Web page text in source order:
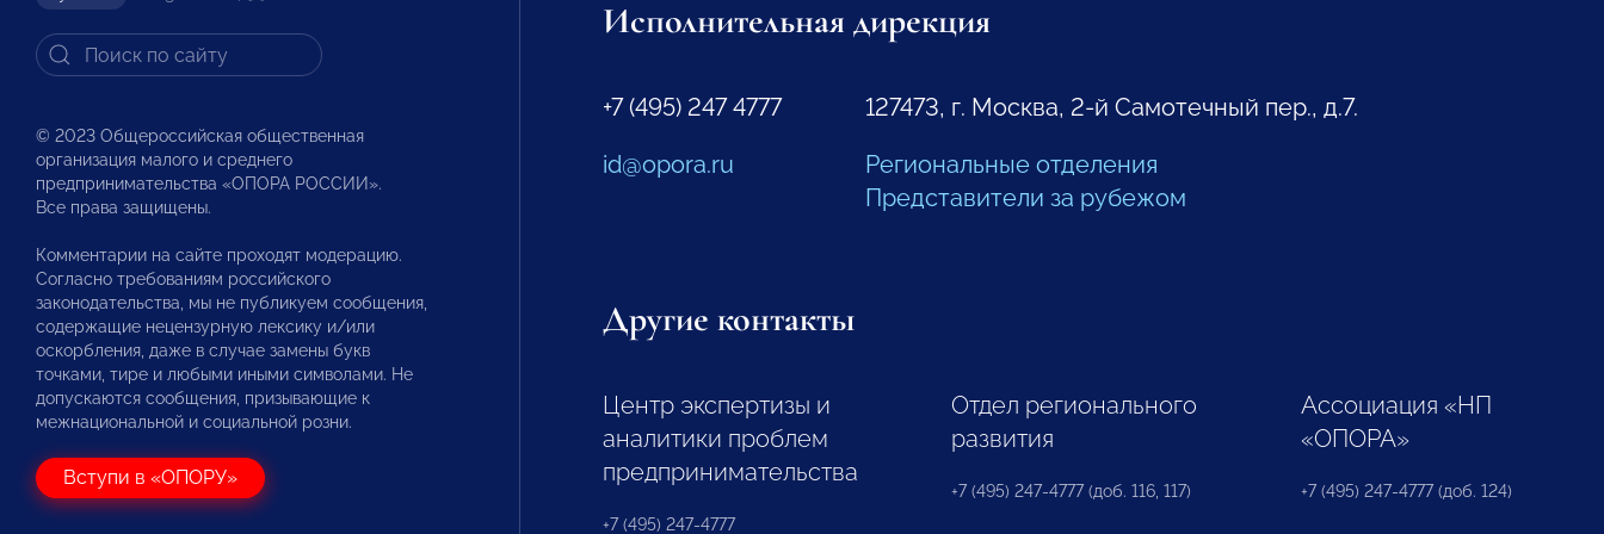
© 2023 Общероссийская общественная
организация малого и среднего
предпринимательства «ОПОРА РОССИИ».
Все права защищены.
Комментарии на сайте проходят модерацию.
Согласно требованиям российского
законодательства, мы не публикуем сообщения,
содержащие нецензурную лексику и/или
оскорбления, даже в случае замены букв
точками, тире и любыми иными символами. Не
допускаются сообщения, призывающие к
межнациональной и социальной розни.
Вступи в «ОПОРУ»
Исполнительная дирекция
+7 (495) 247 4777
id@opora.ru
127473, г. Москва, 2-й Самотечный пер., д.7.
Региональные отделения
Представители за рубежом
Другие контакты
Центр экспертизы и
аналитики проблем
предпринимательства
+7 (495) 247-4777
Отдел регионального
развития
+7 (495) 247-4777 (доб. 116, 117)
Ассоциация «НП
«ОПОРА»
+7 (495) 247-4777 (доб. 124)